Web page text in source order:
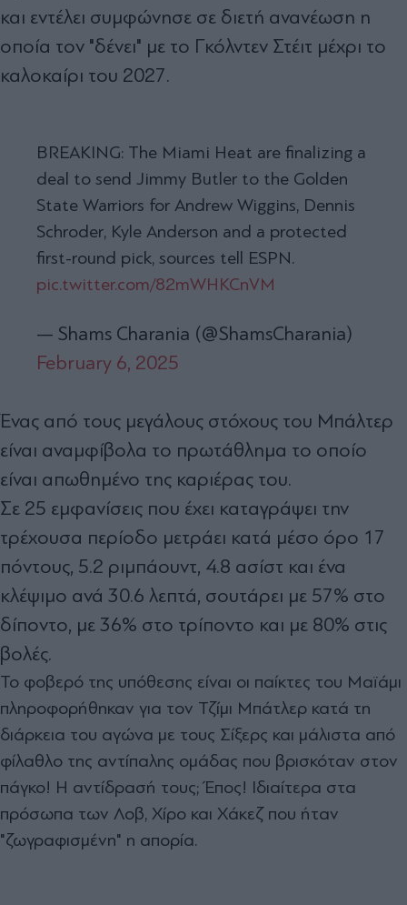
και εντέλει συμφώνησε σε διετή ανανέωση η
οποία τον "δένει" με το Γκόλντεν Στέιτ μέχρι το
καλοκαίρι του 2027.
BREAKING: The Miami Heat are finalizing a
deal to send Jimmy Butler to the Golden
State Warriors for Andrew Wiggins, Dennis
Schroder, Kyle Anderson and a protected
first-round pick, sources tell ESPN.
pic.twitter.com/82mWHKCnVM
— Shams Charania (@ShamsCharania)
February 6, 2025
Ένας από τους μεγάλους στόχους του Μπάλτερ
είναι αναμφίβολα το πρωτάθλημα το οποίο
είναι απωθημένο της καριέρας του.
Σε 25 εμφανίσεις που έχει καταγράψει την
τρέχουσα περίοδο μετράει κατά μέσο όρο 17
πόντους, 5.2 ριμπάουντ, 4.8 ασίστ και ένα
κλέψιμο ανά 30.6 λεπτά, σουτάρει με 57% στο
δίποντο, με 36% στο τρίποντο και με 80% στις
βολές.
Το φοβερό της υπόθεσης είναι οι παίκτες του Μαϊάμι
πληροφορήθηκαν για τον Τζίμι Μπάτλερ κατά τη
διάρκεια του αγώνα με τους Σίξερς και μάλιστα από
φίλαθλο της αντίπαλης ομάδας που βρισκόταν στον
πάγκο! Η αντίδρασή τους; Έπος! Ιδιαίτερα στα
πρόσωπα των Λοβ, Χίρο και Χάκεζ που ήταν
"ζωγραφισμένη" η απορία.